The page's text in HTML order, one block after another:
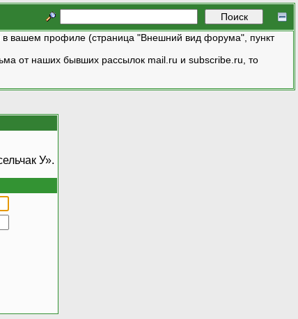
в вашем профиле (страница "Внешний вид форума", пункт
от наших бывших рассылок mail.ru и subscribe.ru, то
У».